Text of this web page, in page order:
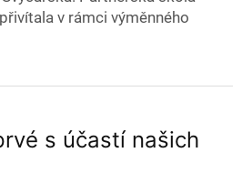
v rámci výměnného
s účastí našich